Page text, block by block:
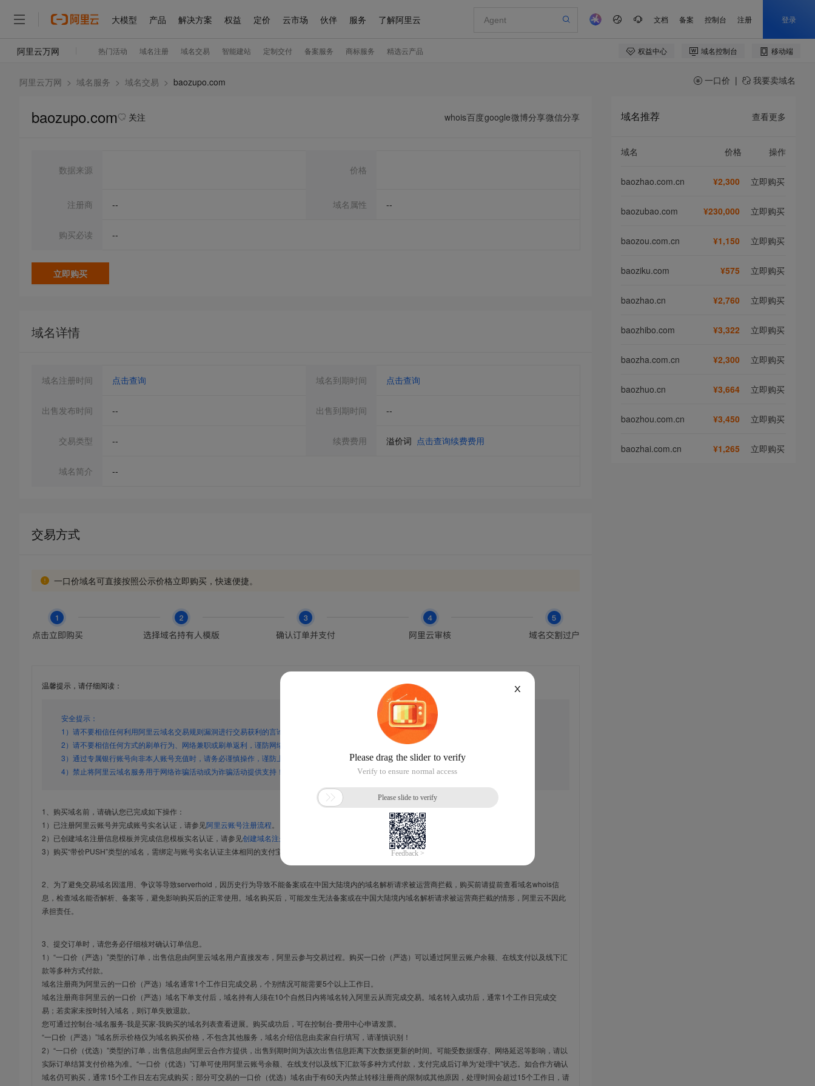
阿里云万网 > 域名服务 > 域名交易 > baozupo.com 一口价 | 我要卖域名
baozupo.com 关注 whois百度google微博分享微信分享
数据来源 价格
注册商 -- 域名属性 --
购买必读 --
立即购买
域名详情
域名注册时间 点击查询 域名到期时间 点击查询
出售发布时间 -- 出售到期时间 --
交易类型 -- 续费费用 溢价词 点击查询续费费用
域名简介 --
交易方式
一口价域名可直接按照公示价格立即购买，快速便捷。
温馨提示，请仔细阅读：
安全提示：
1）请不要相信任何利用阿里云域名交易规则漏洞进行交易获利的言论，谨防上当受骗！
2）请不要相信任何方式的刷单行为、网络兼职或刷单返利，谨防网络诈骗！
3）通过专属银行账号向非本人账号充值时，请务必谨慎操作，谨防上当受骗！
4）禁止将阿里云域名服务用于网络诈骗活动或为诈骗活动提供支持！
1、购买域名前，请确认您已完成如下操作：
1）已注册阿里云账号并完成账号实名认证，请参见阿里云账号注册流程
2）已创建域名注册信息模板并完成信息模板实名认证，请参见创建域名注册信息模板
3）购买“带价PUSH”类型的域名，需绑定与账号实名认证主体相同的支付宝，进入
完成绑定。
2、为了避免交易域名因滥用、争议等导致serverhold，因历史行为导致不能备案或在中国大陆境内的域名解析请求被运营商拦截，购买前请提前查看域名whois信
息，检查域名能否解析、备案等，避免影响购买后的正常使用。域名购买后，可能发生无法备案或在中国大陆境内域名解析请求被运营商拦截的情形，阿里云不因此
承担责任。
3、提交订单时，请您务必仔细核对确认订单信息。
1）“一口价（严选）”类型的订单，出售信息由阿里云域名用户直接发布，阿里云参与交易过程。购买一口价（严选）可以通过阿里云账户余额、在线支付以及线下汇
款等多种方式付款。
域名注册商为阿里云的一口价（严选）域名通常1个工作日完成交易，个别情况可能需要5个以上工作日。
域名注册商非阿里云的一口价（严选）域名下单支付后，域名持有人须在10个自然日内将域名转入阿里云从而完成交易。域名转入成功后，通常1个工作日完成交
易；若卖家未按时转入域名，则订单失败退款。
您可通过控制台-域名服务-我是买家-我购买的域名列表查看进展。购买成功后，可在控制台-费用中心申请发票。
“一口价（严选）”域名所示价格仅为域名购买价格，不包含其他服务，域名介绍信息由卖家自行填写，请谨慎识别！
2）“一口价（优选）”类型的订单，出售信息由阿里云合作方提供，出售到期时间为该次出售信息距离下次数据更新的时间。可能受数据缓存、网络延迟等影响，请以
实际订单结算支付价格为准。“一口价（优选）”订单可使用阿里云账号余额、在线支付以及线下汇款等多种方式付款，支付完成后订单为“处理中”状态。如合作方确认
域名仍可购买，通常15个工作日左右完成购买；部分可交易的一口价（优选）域名由于有60天内禁止转移注册商的限制或其他原因，处理时间会超过15个工作日，请
域名推荐 查看更多
域名 价格 操作
baozhao.com.cn ¥2,300 立即购买
baozubao.com ¥230,000 立即购买
baozou.com.cn ¥1,150 立即购买
baoziku.com ¥575 立即购买
baozhao.cn ¥2,760 立即购买
baozhibo.com ¥3,322 立即购买
baozha.com.cn ¥2,300 立即购买
baozhuo.cn ¥3,664 立即购买
baozhou.com.cn ¥3,450 立即购买
baozhai.com.cn ¥1,265 立即购买
X